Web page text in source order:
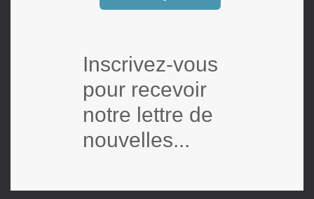
Inscrivez-vous
pour recevoir
notre lettre de
nouvelles...